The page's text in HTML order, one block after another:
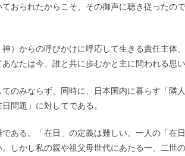
おられたからこそ、その御声に聴き従ったの
）からの呼びかけに呼応して生きる責任主体
なたは今、誰と共に歩むかと主に問われる思い
のみならず、同時に、日本国内に暮らす「隣
問題」に対してである。
ある。「在日」の定義は難しい。一人の「在
しかし私の親や祖父母世代にあたる一、二世